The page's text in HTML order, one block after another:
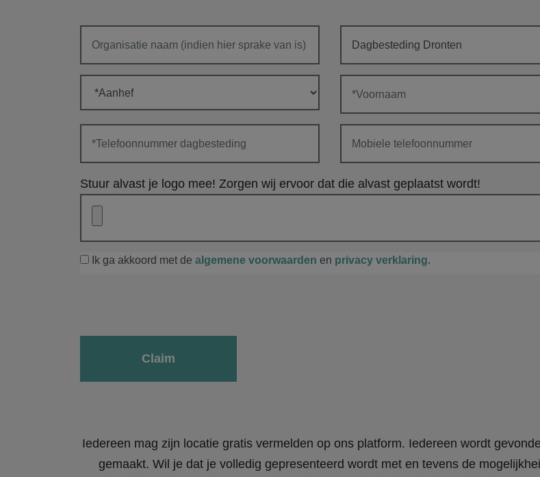
Stuur alvast je logo mee! Zorgen wij ervoor dat die alvast geplaatst wordt!
Ik ga akkoord met de algemene voorwaarden en privacy verklaring.
Iedereen mag zijn locatie gratis vermelden op ons platform. Iedereen wordt
gemaakt. Wil je dat je volledig gepresenteerd wordt met en tevens de